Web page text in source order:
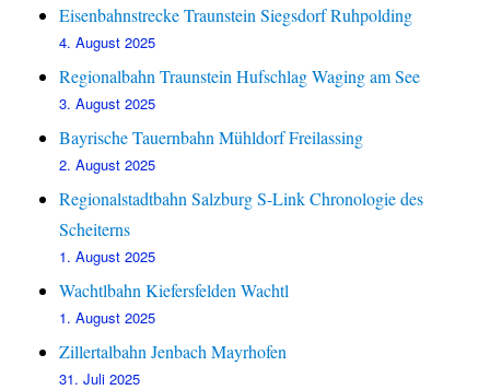
Eisenbahnstrecke Traunstein Siegsdorf Ruhpolding
4. August 2025
Regionalbahn Traunstein Hufschlag Waging am See
3. August 2025
Bayrische Tauernbahn Mühldorf Freilassing
2. August 2025
Regionalstadtbahn Salzburg S-Link Chronologie des
Scheiterns
1. August 2025
Wachtlbahn Kiefersfelden Wachtl
1. August 2025
Zillertalbahn Jenbach Mayrhofen
31. Juli 2025